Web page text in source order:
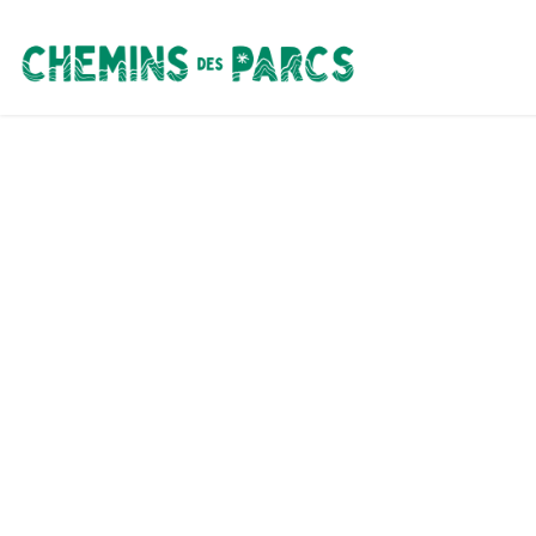
Chemins des Parcs